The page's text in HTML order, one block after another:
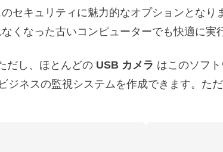
セキュリティに魅力的なオプションとなり
くなった古いコンピューターでも快適に実
だし、ほとんどの USB カメラ はこのソフト
ジネスの監視システムを作成できます。た